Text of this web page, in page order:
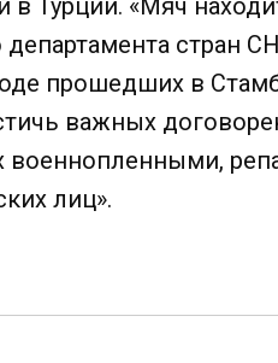
в Турции. «Мяч
департамента
прошедших в
важных
лиц».